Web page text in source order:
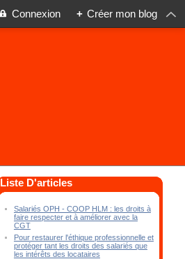
Connexion + Créer mon blog
Liste D'articles
Salariés OPH - COOP HLM : les droits à
faire respecter et à améliorer avec la
CGT
Pour restaurer l'éthique professionnelle et
protéger tant les droits des salariés que
les intérêts des locataires